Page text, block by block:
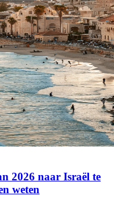
2026 naar Israël te
weten